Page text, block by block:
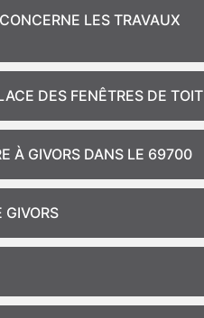
LES TRAVAUX
DES FENÊTRES DE TOIT
À GIVORS DANS LE 69700
GIVORS